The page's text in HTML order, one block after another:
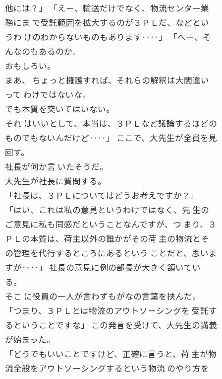
他には？」 「えー、輸送だけでなく、物流センター業
務にま で受託範囲を拡大するのが３ＰＬだ、などとい
うわ けのわからないものもあります‥‥」 「へー、そ
んなのもあるのか。
おもしろい。
まあ、 ちょっと擁護すれば、それらの解釈は大間違い
って わけではないな。
でも本質を突いてはいない。
それ はいいとして、本当は、３ＰＬなど議論するほどの
ものでもないんだけど‥‥」 ここで、大先生が全員を見
回す。
社長が何か言 いたそうだ。
大先生が社長に質問する。
「社長は、３ＰＬについてはどうお考えですか？」
「はい、これは私の意見というわけではなく、先 生の
ご意見に私も同感だということなんですが、つ まり、３
ＰＬの本質は、荷主以外の誰かがその荷 主の物流とそ
の管理を代行するところにあるという ことだと、思いま
すが‥‥」 社長の意見に例の部長が大きく頷いてい
る。
そこ に役員の一人が言わずもがなの言葉を挟んだ。
「つまり、３ＰＬとは物流のアウトソーシングを 受託す
るということですな」 この発言を受けて、大先生の講義
が始まった。
「どうでもいいことですけど、正確に言うと、荷 主が物
流全般をアウトソーシングするという物流 のやり方を